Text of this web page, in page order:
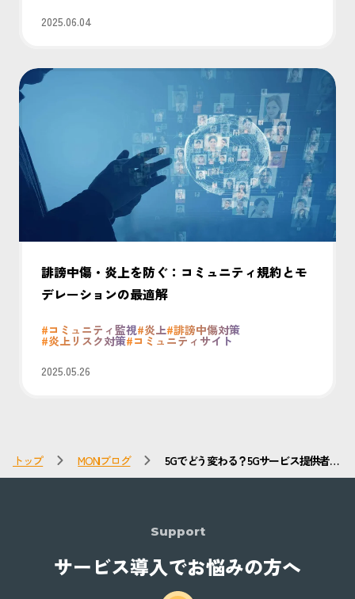
2025.06.04
誹謗中傷・炎上を防ぐ：コミュニティ規約とモ
デレーションの最適解
#コミュニティ監視#炎上#誹謗中傷対策
#炎上リスク対策#コミュニティサイト
2025.05.26
トップ MONIブログ 5Gでどう変わる？5Gサービス提供者が
Support
サービス導入でお悩みの方へ